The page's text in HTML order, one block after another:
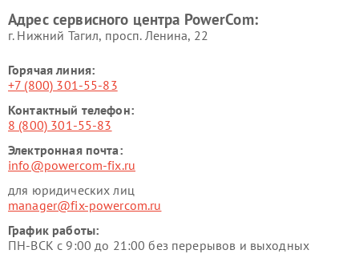
Адрес сервисного центра PowerCom:
г. Нижний Тагил, просп. Ленина, 22
Горячая линия:
+7 (800) 301-55-83
Контактный телефон:
8 (800) 301-55-83
Электронная почта:
info@powercom-fix.ru
для юридических лиц
manager@fix-powercom.ru
График работы:
ПН-ВСК с 9:00 до 21:00 без перерывов и выходных